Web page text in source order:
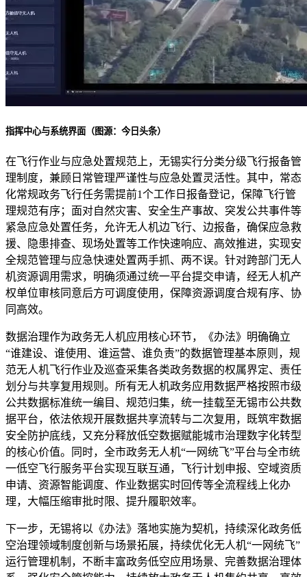
指挥中心与系统界面（图源：今日头条）
在飞行作业与应急处置规范上，无锡实行分类分级飞行报备管
理制度，兼顾日常管理严谨性与应急处置灵活性。其中，常态
化常规政务飞行任务需提前1个工作日报备登记，保障飞行管
理规范有序；面对自然灾害、安全生产事故、突发公共事件等
紧急应急处置任务，允许无人机边飞行、边报备，确保应急救
援、隐患排查、现场处置等工作快速响应、高效推进，实现安
全规范管理与应急快速处置两手抓、两不误。针对跨部门无人
机资源调用需求，明确须通过统一平台提交申请，经无人机产
权单位审核同意后方可调度使用，保障资源调度合规有序、协
同高效。
数据治理作为政务无人机应用核心环节，《办法》明确确立
“谁建设、谁使用、谁运营、谁负责”的数据管理基本原则，规
范无人机飞行作业及巡查采集各类政务数据的权属界定、责任
划分与共享复用规则。所有无人机政务应用数据严格按照市级
公共数据标准统一编目、规范归集，统一挂载至无锡市公共数
据平台，依法依规开展数据共享流转与二次复用，既筑牢数据
安全防护底线，又充分释放低空数据赋能城市治理数字化转型
的核心价值。同时，全市政务无人机“一网统飞”平台与全市统
一低空飞行服务平台实现互联互通，飞行计划申报、空域资质
申请、资源智能调度、作业数据实时回传等全流程线上化办
理，大幅压缩审批时限、提升履职效率。
下一步，无锡将以《办法》落地实施为契机，持续深化政务低
空治理领域制度创新与场景拓展，持续优化无人机“一网统飞”
运行管理机制，不断丰富政务低空应用场景、完善数据治理体